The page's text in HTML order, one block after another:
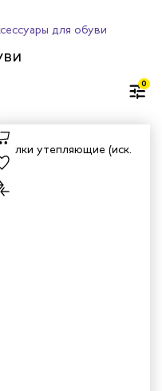
для обуви
0